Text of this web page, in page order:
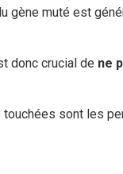
gène muté est
donc crucial de ne
sont les